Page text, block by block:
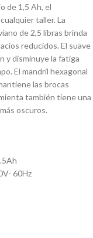
de 1,5 Ah, el
taller. La
de 2,5 libras brinda
reducidos. El suave
y disminuye la fatiga
El mandril hexagonal
las brocas
también tiene una
oscuros.
60Hz